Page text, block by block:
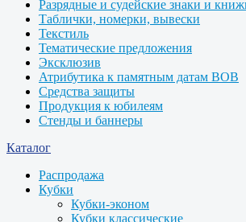
Разрядные и судейские знаки и
Таблички, номерки, вывески
Текстиль
Тематические предложения
Эксклюзив
Атрибутика к памятным датам ВОВ
Средства защиты
Продукция к юбилеям
Стенды и баннеры
Каталог
Распродажа
Кубки
Кубки-эконом
Кубки классические